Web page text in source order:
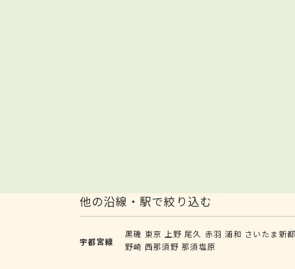
他の沿線・駅で絞り込む
宇都宮線
黒磯 東京 上野 尾久 赤羽 浦和 さいたま新
野崎 西那須野 那須塩原